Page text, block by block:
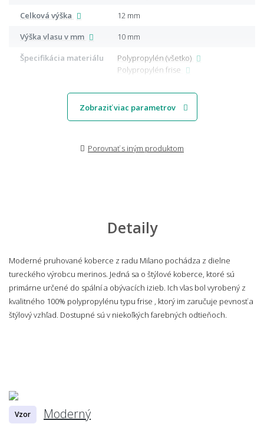
Celková výška
12 mm
Výška vlasu v mm
10 mm
Špecifikácia materiálu
Polypropylén (všetko)
Polypropylén frise
Zobraziť viac parametrov
Porovnať s iným produktom
Detaily
Moderné pruhované koberce z radu Milano pochádza z dielne
tureckého výrobcu merinos. Jedná sa o štýlové koberce, ktoré sú
primárne určené do spální a obývacích izieb. Ich vlas bol vyrobený z
kvalitného 100% polypropylénu typu frise , ktorý im zaručuje pevnosť a
štýlový vzhľad. Dostupné sú v niekoľkých farebných odtieňoch.
Vzor Moderný